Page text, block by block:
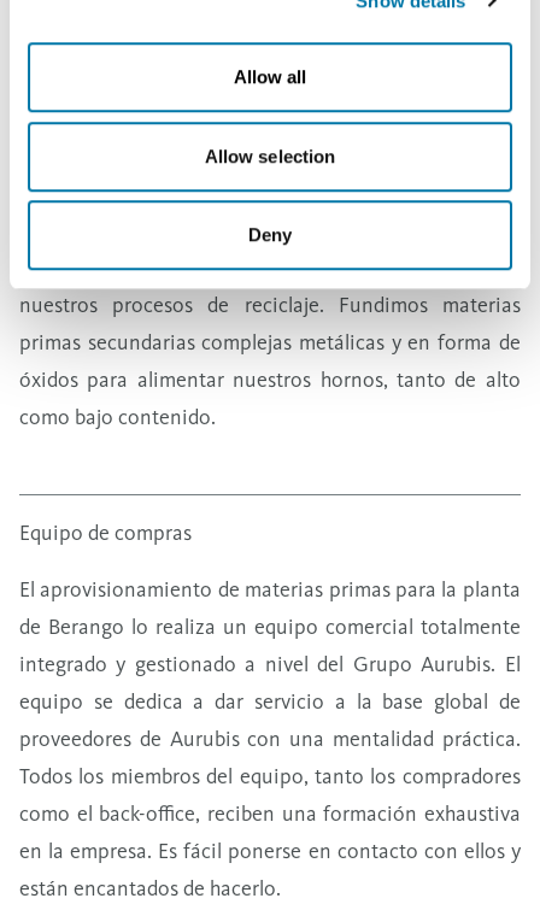
Allow all
Allow selection
Deny
Fundición y refinado
Una posición única a nivel mundial en el campo de la
valorización de los metales y concentrados de metales.
Se basan en procesos piro e hidrometalúrgicos
eficientes a nivel de coste y energía.
Anualmente se reciclan más de 350.000 toneladas de
materias primas a través de las diferentes fases de
nuestros procesos de reciclaje. Fundimos materias
primas secundarias complejas metálicas y en forma de
óxidos para alimentar nuestros hornos, tanto de alto
como bajo contenido.
Equipo de compras
El aprovisionamiento de materias primas para la planta
de Berango lo realiza un equipo comercial totalmente
integrado y gestionado a nivel del Grupo Aurubis. El
equipo se dedica a dar servicio a la base global de
proveedores de Aurubis con una mentalidad práctica.
Todos los miembros del equipo, tanto los compradores
como el back-office, reciben una formación exhaustiva
en la empresa. Es fácil ponerse en contacto con ellos y
están encantados de hacerlo.